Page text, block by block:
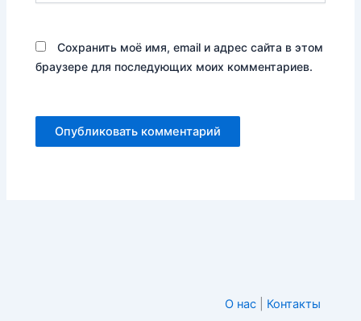
Сохранить моё имя, email и адрес сайта в этом
браузере для последующих моих комментариев.
О нас Контакты